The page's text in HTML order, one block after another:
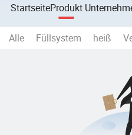
StartseiteProdukt
Alle Füllsystem heiß